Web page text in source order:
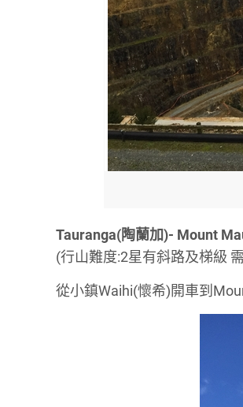
Tauranga(陶蘭加)- Mount
(行山難度:2星有斜路及梯級
從小鎮Waihi(懷希)開車到